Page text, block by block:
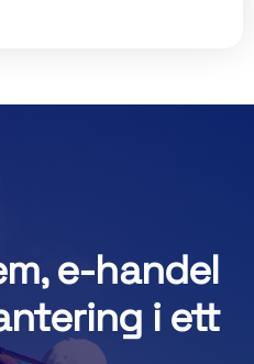
e-handel
i ett